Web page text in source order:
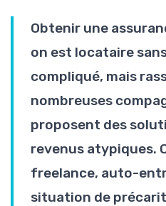
Obtenir une
on est locataire
compliqué, mais
nombreuses
proposent des
revenus atypiques.
freelance, auto-
situation de